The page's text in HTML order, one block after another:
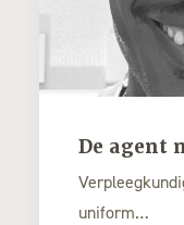
De agent
uniform…